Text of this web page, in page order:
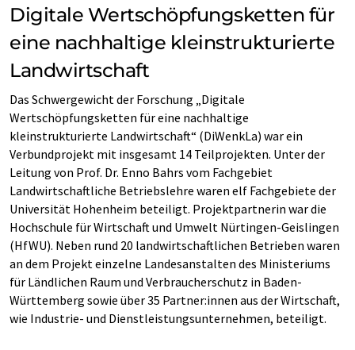
Digitale Wertschöpfungsketten für
eine nachhaltige kleinstrukturierte
Landwirtschaft
Das Schwergewicht der Forschung „Digitale
Wertschöpfungsketten für eine nachhaltige
kleinstrukturierte Landwirtschaft“ (DiWenkLa) war ein
Verbundprojekt mit insgesamt 14 Teilprojekten. Unter der
Leitung von Prof. Dr. Enno Bahrs vom Fachgebiet
Landwirtschaftliche Betriebslehre waren elf Fachgebiete der
Universität Hohenheim beteiligt. Projektpartnerin war die
Hochschule für Wirtschaft und Umwelt Nürtingen-Geislingen
(HfWU). Neben rund 20 landwirtschaftlichen Betrieben waren
an dem Projekt einzelne Landesanstalten des Ministeriums
für Ländlichen Raum und Verbraucherschutz in Baden-
Württemberg sowie über 35 Partner:innen aus der Wirtschaft,
wie Industrie- und Dienstleistungsunternehmen, beteiligt.